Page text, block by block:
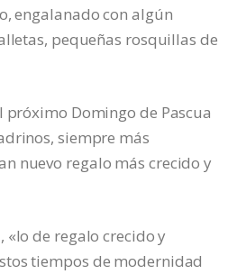
engalanado con algún
pequeñas rosquillas de
próximo Domingo de Pascua
siempre más
nuevo regalo más crecido y
«lo de regalo crecido y
tiempos de modernidad